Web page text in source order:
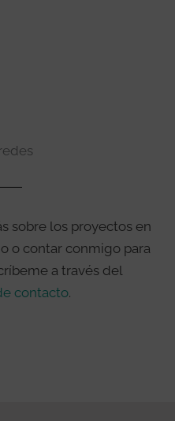
sobre los proyectos en
o contar conmigo para
a través del
contacto.